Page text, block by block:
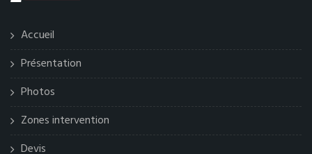
Accueil
Présentation
Photos
Zones intervention
Devis